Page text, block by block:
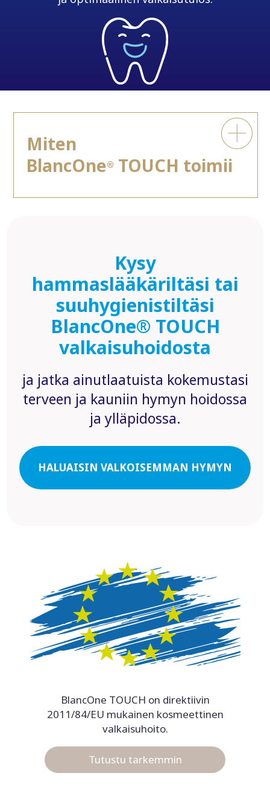
Miten
BlancOne® TOUCH toimii
Kysy
hammaslääkäriltäsi tai
suuhygienistiltäsi
BlancOne® TOUCH
valkaisuhoidosta
ja jatka ainutlaatuista kokemustasi
terveen ja kauniin hymyn hoidossa
ja ylläpidossa.
HALUAISIN VALKOISEMMAN HYMYN
BlancOne TOUCH on direktiivin
2011/84/EU mukainen kosmeettinen
valkaisuhoito.
Tutustu tarkemmin